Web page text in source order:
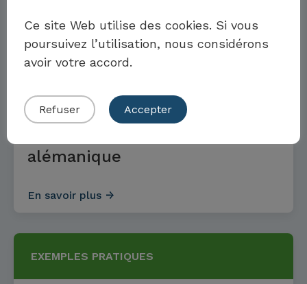
EXEMPLES PRATIQUES
Exemple d’une grande
entreprise de restauration
alémanique
En savoir plus
EXEMPLES PRATIQUES
Ce site Web utilise des cookies. Si vous
poursuivez l’utilisation, nous considérons
avoir votre accord.
Refuser Accepter